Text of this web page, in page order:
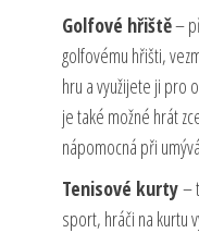
Golfové hřiště–
golfovému hřišti,
hru a využijete ji pro
je také možné hrát
nápomocná při
Tenisové kurty–
sport, hráči na kurtu